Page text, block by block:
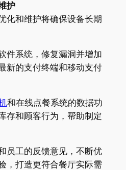
护
化和维护将确保设备长期
件系统，修复漏洞并增加
新的支付终端和移动支付
和在线点餐系统的数据功
存和顾客行为，帮助制定
员工的反馈意见，不断优
，打造更符合餐厅实际需